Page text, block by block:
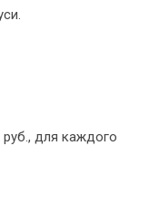
руб., для каждого